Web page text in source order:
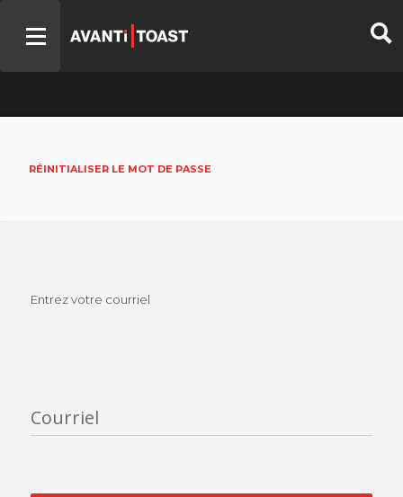
RÉINITIALISER LE MOT DE PASSE
Entrez votre courriel